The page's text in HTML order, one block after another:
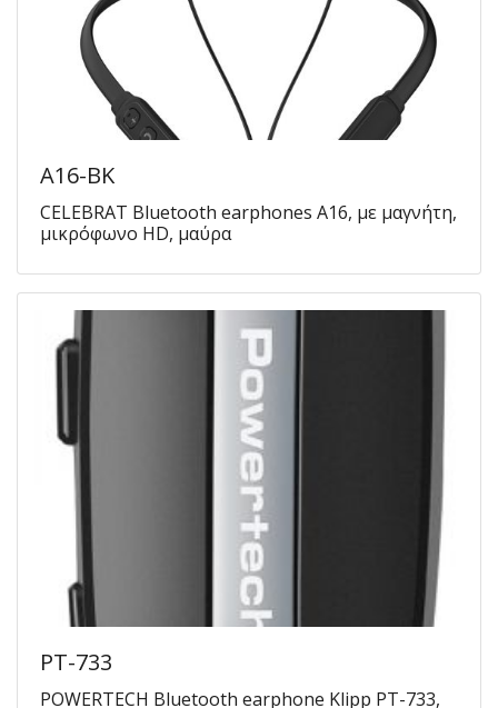
A16-BK
CELEBRAT Bluetooth earphones A16, με μαγνήτη,
μικρόφωνο HD, μαύρα
PT-733
POWERTECH Bluetooth earphone Klipp PT-733,